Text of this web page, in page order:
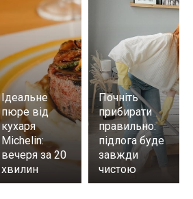
Ідеальне
пюре від
кухаря
Michelin:
вечеря за 20
хвилин
Почніть
прибирати
правильно:
підлога буде
завжди
чистою